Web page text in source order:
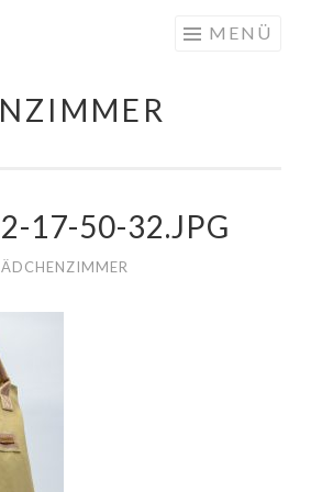
MENÜ
17-50-32.JPG